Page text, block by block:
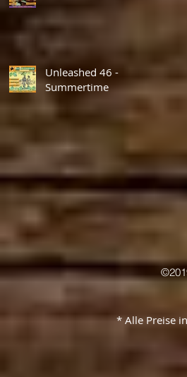
Unleashed 46 -
Summertime
* Alle Preise